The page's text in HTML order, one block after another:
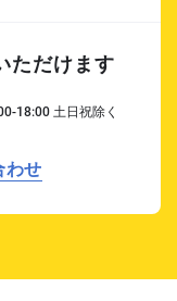
ただけます
わせ